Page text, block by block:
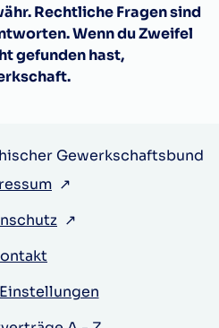
Rechtliche Fragen sind
Wenn du Zweifel
gefunden hast,
Gewerkschaftsbund
↗
↗